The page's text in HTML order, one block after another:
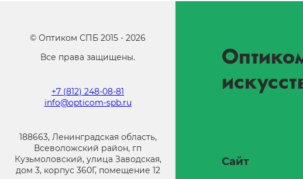
© Оптиком СПБ 2015 - 2026
Все права защищены.
+7 (812) 248-08-81
info@opticom-spb.ru
188663, Ленинградская область,
Всеволожский район, гп
Кузьмоловский, улица Заводская,
дом 3, корпус 360Г, помещение 12
Сайт